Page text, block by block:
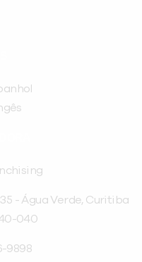
- Água Verde, Curitiba
040
9898